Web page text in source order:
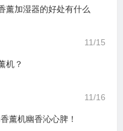
薰加湿器的好处有什么
11/15
机？
11/16
薰机幽香沁心脾！